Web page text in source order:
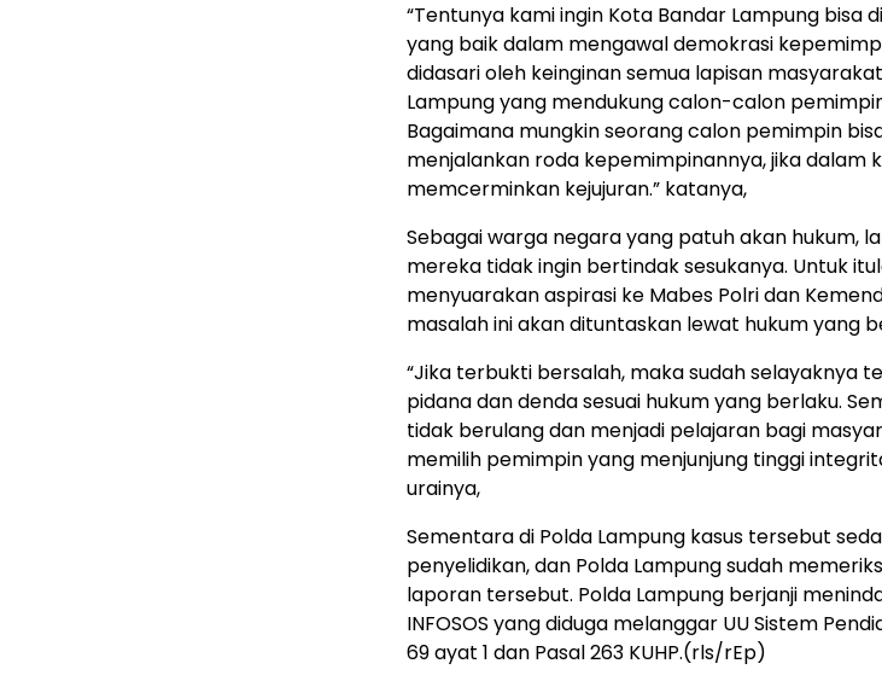
“Tentunya kami ingin Kota Bandar Lampung bisa
yang baik dalam mengawal demokrasi
didasari oleh keinginan semua lapisan
Lampung yang mendukung calon-calon
Bagaimana mungkin seorang calon pemimpin
menjalankan roda kepemimpinannya, jika dalam
memcerminkan kejujuran.” katanya,
Sebagai warga negara yang patuh akan hukum,
mereka tidak ingin bertindak sesukanya. Untuk
menyuarakan aspirasi ke Mabes Polri dan
masalah ini akan dituntaskan lewat hukum yang
“Jika terbukti bersalah, maka sudah selayaknya
pidana dan denda sesuai hukum yang berlaku.
tidak berulang dan menjadi pelajaran bagi
memilih pemimpin yang menjunjung tinggi
urainya,
Sementara di Polda Lampung kasus tersebut
penyelidikan, dan Polda Lampung sudah
laporan tersebut. Polda Lampung berjanji
INFOSOS yang diduga melanggar UU Sistem
69 ayat 1 dan Pasal 263 KUHP.(rls/rEp)